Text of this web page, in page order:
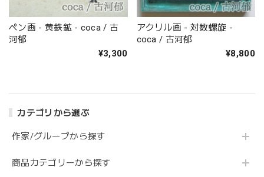
カテゴリから選ぶ
作家/グループから探す
商品カテゴリーから探す
ペン画 - 黄鉄鉱 - coca / 古
河郁
¥3,300
アクリル画 - 対数螺旋 -
coca / 古河郁
¥8,800